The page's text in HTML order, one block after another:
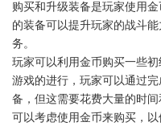
购买和升级装备是玩家使用
的装备可以提升玩家的战斗
务。
玩家可以利用金币购买一些
游戏的进行，玩家可以通过
备，但这需要花费大量的时
可以考虑使用金币来购买，以